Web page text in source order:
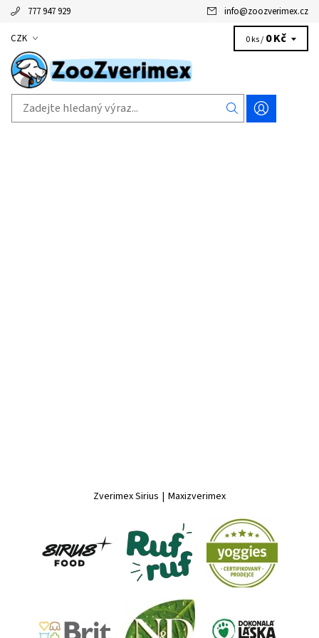
777 947 929 info@zoozverimex.cz
CZK 0 ks / 0 Kč
Zverimex Sirius | Maxizverimex